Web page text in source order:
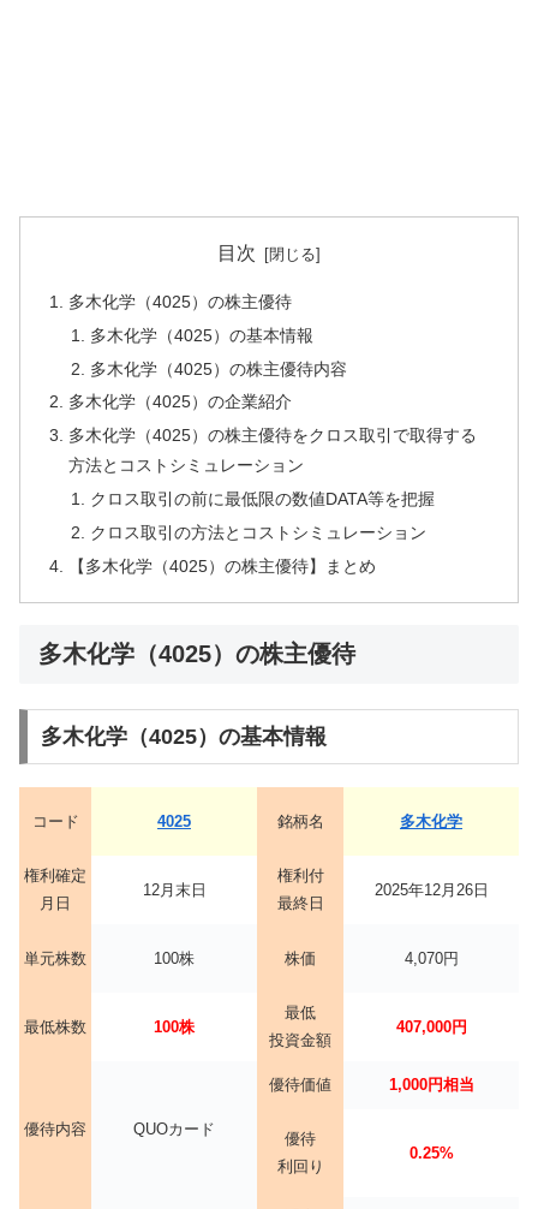
目次
多木化学（4025）の株主優待
多木化学（4025）の基本情報
多木化学（4025）の株主優待内容
多木化学（4025）の企業紹介
多木化学（4025）の株主優待をクロス取引で取得する
方法とコストシミュレーション
クロス取引の前に最低限の数値DATA等を把握
クロス取引の方法とコストシミュレーション
【多木化学（4025）の株主優待】まとめ
多木化学（4025）の株主優待
多木化学（4025）の基本情報
コード 4025 銘柄名 多木化学
権利確定
月日
12月末日
権利付
最終日
2025年12月26日
単元株数 100株 株価 4,070円
最低株数 100株
最低
投資金額
407,000円
優待内容 QUOカード
優待価値 1,000円相当
優待
利回り
0.25%